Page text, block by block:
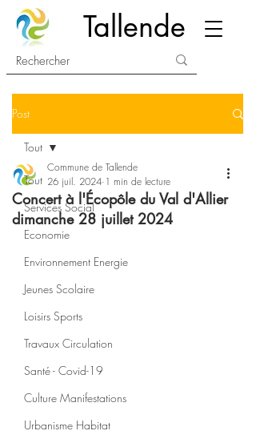
Tallende
Post
Tout
Services Social
Economie
Environnement Energie
Jeunes Scolaire
Loisirs Sports
Travaux Circulation
Santé - Covid-19
Culture Manifestations
Urbanisme Habitat
Tout
Concert à l'Écopôle du Val d'Allier
dimanche 28 juillet 2024
Commune de Tallende
26 juil. 2024 1 min de lecture